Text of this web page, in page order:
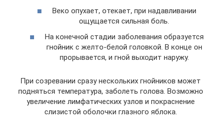
Веко опухает, отекает, при надавливании
ощущается сильная боль.
На конечной стадии заболевания образуется
гнойник с желто-белой головкой. В конце он
прорывается, и гной выходит наружу.
При созревании сразу нескольких гнойников может
подняться температура, заболеть голова. Возможно
увеличение лимфатических узлов и покраснение
слизистой оболочки глазного яблока.